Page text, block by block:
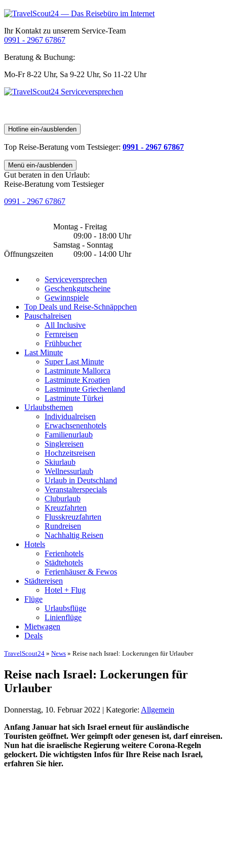
Ihr Kontakt zu unserem Service-Team
0991 - 2967 67867
Beratung & Buchung:
Mo-Fr 8-22 Uhr, Sa 9-22 Uhr, So 11-22 Uhr
Hotline ein-/ausblenden
Top Reise-Beratung vom Testsieger: 0991 - 2967 67867
Menü ein-/ausblenden
Gut beraten in den Urlaub:
Reise-Beratung vom Testsieger
0991 - 2967 67867
Öffnungszeiten
Montag - Freitag
09:00 - 18:00 Uhr
Samstag - Sonntag
09:00 - 14:00 Uhr
Serviceversprechen
Geschenkgutscheine
Gewinnspiele
Top Deals und Reise-Schnäppchen
Pauschalreisen
All Inclusive
Fernreisen
Frühbucher
Last Minute
Super Last Minute
Lastminute Mallorca
Lastminute Kroatien
Lastminute Griechenland
Lastminute Türkei
Urlaubsthemen
Individualreisen
Erwachsenenhotels
Familienurlaub
Singlereisen
Hochzeitsreisen
Skiurlaub
Wellnessurlaub
Urlaub in Deutschland
Veranstalterspecials
Cluburlaub
Kreuzfahrten
Flusskreuzfahrten
Rundreisen
Nachhaltig Reisen
Hotels
Ferienhotels
Städtehotels
Ferienhäuser & Fewos
Städtereisen
Hotel + Flug
Flüge
Urlaubsflüge
Linienflüge
Mietwagen
Deals
TravelScout24 » News » Reise nach Israel: Lockerungen für Urlauber
Reise nach Israel: Lockerungen für
Urlauber
Donnerstag, 10. Februar 2022 | Kategorie: Allgemein
Anfang Januar hat sich Israel erneut für ausländische
Touristen geöffnet. Wer geimpft oder genesen ist, darf einreisen.
Nun hat die israelische Regierung weitere Corona-Regeln
gelockert. Die wichtigsten Infos für Ihre Reise nach Israel,
erfahren Sie hier.